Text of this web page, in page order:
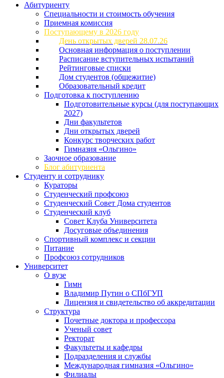
Абитуриенту
Специальности и стоимость обучения
Приемная комиссия
Поступающему в 2026 году
День открытых дверей 28.07.26
Основная информация о поступлении
Расписание вступительных испытаний
Рейтинговые списки
Дом студентов (общежитие)
Образовательный кредит
Подготовка к поступлению
Подготовительные курсы (для поступающих
2027)
Дни факультетов
Дни открытых дверей
Конкурс творческих работ
Гимназия «Ольгино»
Заочное образование
Блог абитуриента
Студенту и сотруднику
Кураторы
Студенческий профсоюз
Студенческий Совет Дома студентов
Студенческий клуб
Совет Клуба Университета
Досуговые объединения
Спортивный комплекс и секции
Питание
Профсоюз сотрудников
Университет
О вузе
Гимн
Владимир Путин о СПбГУП
Лицензия и свидетельство об аккредитации
Структура
Почетные доктора и профессора
Ученый совет
Ректорат
Факультеты и кафедры
Подразделения и службы
Международная гимназия «Ольгино»
Филиалы